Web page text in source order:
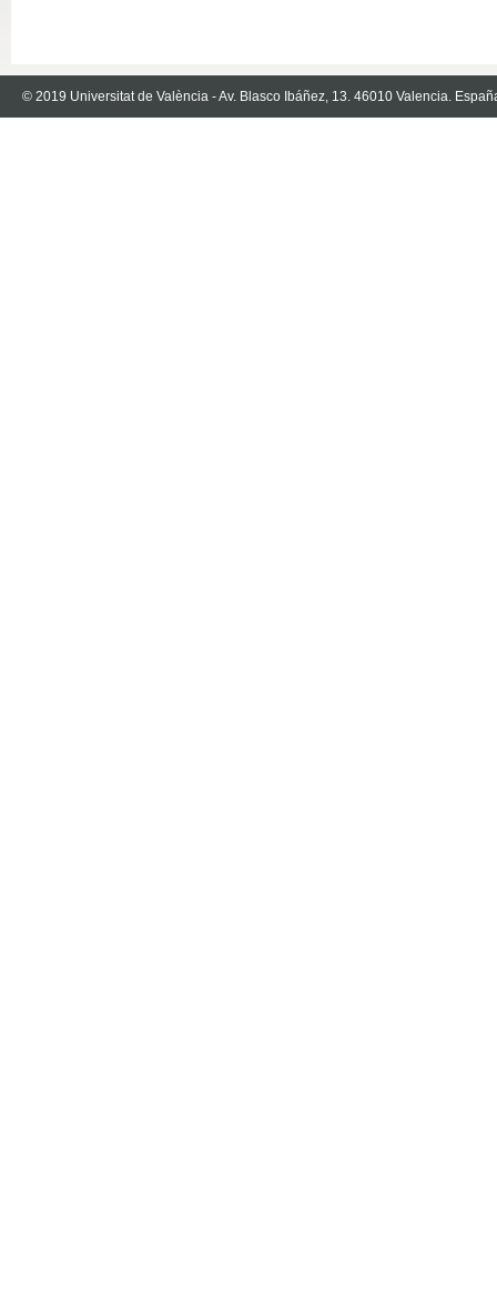
© 2019 Universitat de València - Av. Blasco Ibáñez, 13. 46010 Valencia.